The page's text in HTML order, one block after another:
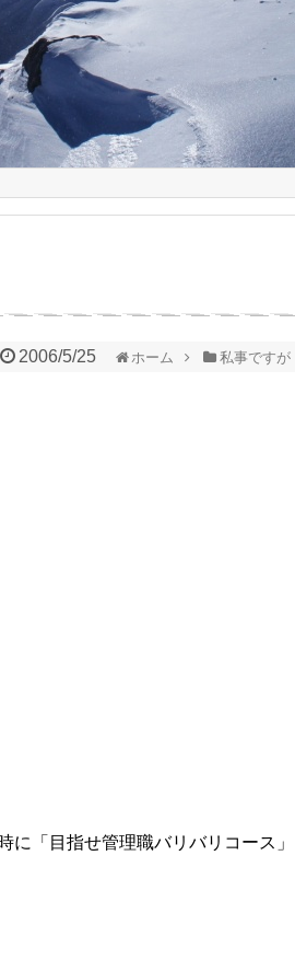
2006/5/25 ホーム 私事ですが
に「目指せ管理職バリバリコース」